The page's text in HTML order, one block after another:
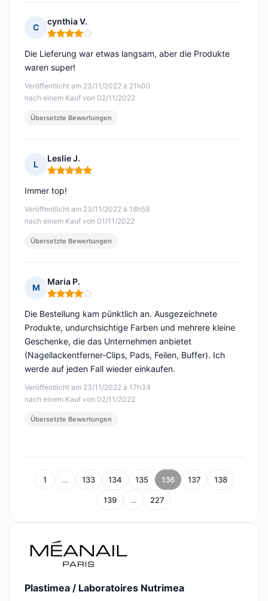
C
cynthia V.
Hinweis: 4 von 5
Veröffentlicht am 23/11/2022 à 21h00
nach einem Kauf von 02/11/2022
Die Lieferung war etwas langsam, aber die Produkte
waren super!
Übersetzte Bewertungen
L
Leslie J.
Hinweis: 5 von 5
Veröffentlicht am 23/11/2022 à 18h59
nach einem Kauf von 01/11/2022
Immer top!
Übersetzte Bewertungen
M
Maria P.
Hinweis: 4 von 5
Veröffentlicht am 23/11/2022 à 17h34
nach einem Kauf von 02/11/2022
Die Bestellung kam pünktlich an. Ausgezeichnete
Produkte, undurchsichtige Farben und mehrere kleine
Geschenke, die das Unternehmen anbietet
(Nagellackentferner-Clips, Pads, Feilen, Buffer). Ich
werde auf jeden Fall wieder einkaufen.
Übersetzte Bewertungen
1 … 133 134 135 136 137 138
139 … 227
Plastimea / Laboratoires Nutrimea